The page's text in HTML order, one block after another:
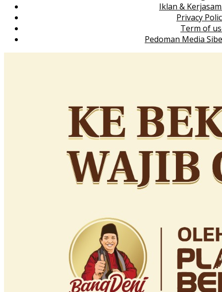
Iklan &
Privacy
Term of
Pedoman Media